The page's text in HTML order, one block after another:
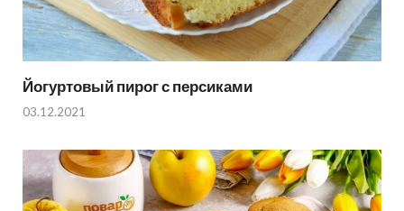
Йогуртовый пирог с персиками
03.12.2021